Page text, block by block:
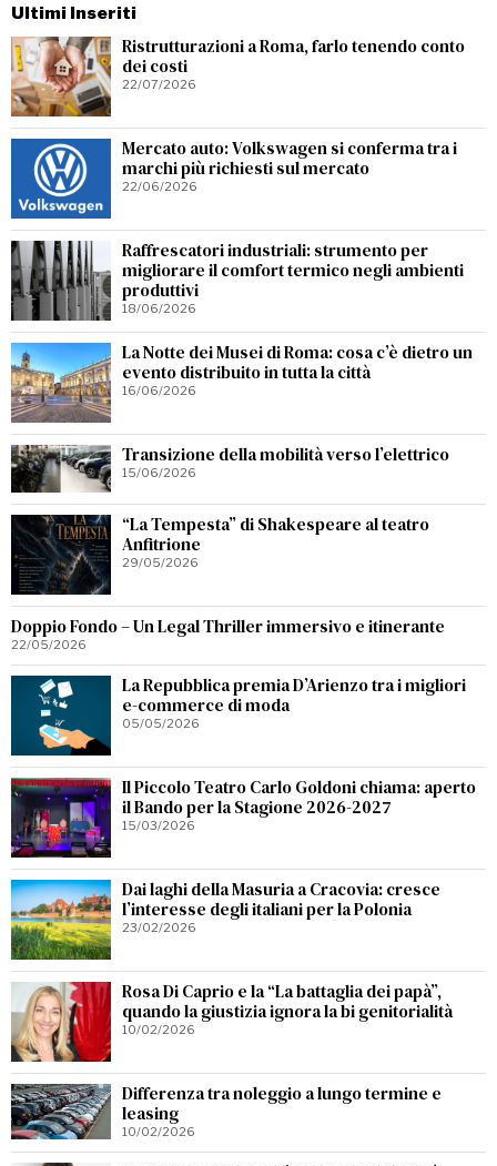
Ultimi Inseriti
Ristrutturazioni a Roma, farlo tenendo conto
dei costi
22/07/2026
Mercato auto: Volkswagen si conferma tra i
marchi più richiesti sul mercato
22/06/2026
Raffrescatori industriali: strumento per
migliorare il comfort termico negli ambienti
produttivi
18/06/2026
La Notte dei Musei di Roma: cosa c’è dietro un
evento distribuito in tutta la città
16/06/2026
Transizione della mobilità verso l’elettrico
15/06/2026
“La Tempesta” di Shakespeare al teatro
Anfitrione
29/05/2026
Doppio Fondo – Un Legal Thriller immersivo e itinerante
22/05/2026
La Repubblica premia D’Arienzo tra i migliori
e-commerce di moda
05/05/2026
Il Piccolo Teatro Carlo Goldoni chiama: aperto
il Bando per la Stagione 2026-2027
15/03/2026
Dai laghi della Masuria a Cracovia: cresce
l’interesse degli italiani per la Polonia
23/02/2026
Rosa Di Caprio e la “La battaglia dei papà”,
quando la giustizia ignora la bi genitorialità
10/02/2026
Differenza tra noleggio a lungo termine e
leasing
10/02/2026